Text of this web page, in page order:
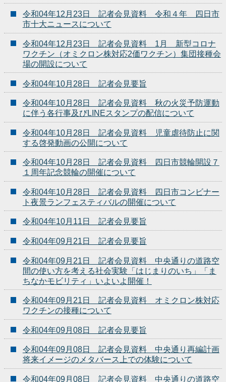
令和04年12月23日 記者会見資料 令和４年 四日市
市十大ニュースについて
令和04年12月23日 記者会見資料 1月 新型コロナ
ワクチン（オミクロン株対応2価ワクチン）集団接種会
場の開設について
令和04年10月28日 記者会見要旨
令和04年10月28日 記者会見資料 秋の火災予防運動
に伴う各行事及びLINEスタンプの配信について
令和04年10月28日 記者会見資料 児童虐待防止に関
する啓発動画の公開について
令和04年10月28日 記者会見資料 四日市競輪開設７
１周年記念競輪の開催について
令和04年10月28日 記者会見資料 四日市コンビナー
ト夜景ランフェスティバルの開催について
令和04年10月11日 記者会見要旨
令和04年09月21日 記者会見要旨
令和04年09月21日 記者会見資料 中央通りの道路空
間の使い方を考える社会実験「はじまりのいち」「ま
ちなかモビリティ」いよいよ開催！
令和04年09月21日 記者会見資料 オミクロン株対応
ワクチンの接種について
令和04年09月08日 記者会見要旨
令和04年09月08日 記者会見資料 中央通り再編計画
将来イメージのメタバース上での体験について
令和04年09月08日 記者会見資料 中央通りの道路空